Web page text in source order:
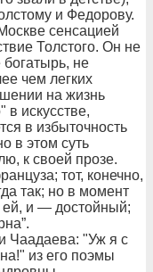
и Федорову.
сенсацией
Толстого. Он не
не
чем легких
на жизнь
в искусстве,
в избыточность
в этом суть
к своей прозе.
тот, конечно,
так; но в момент
и — достойный;
Чаадаева: "Уж я с
из его поэмы